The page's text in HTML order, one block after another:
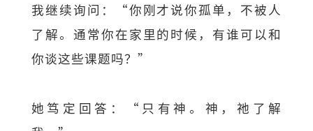
我继续询问：“你刚才说你孤单，不被人
了解。通常你在家里的时候，有谁可以和
你谈这些课题吗？”
她笃定回答：“只有神。神，祂了解